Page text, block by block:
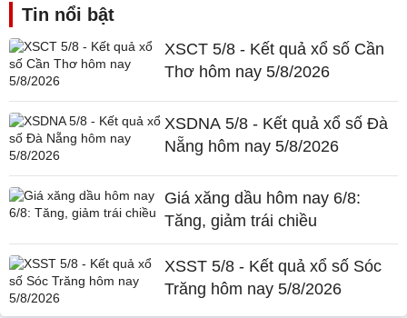
Tin nổi bật
XSCT 5/8 - Kết quả xổ số Cần
Thơ hôm nay 5/8/2026
XSDNA 5/8 - Kết quả xổ số Đà
Nẵng hôm nay 5/8/2026
Giá xăng dầu hôm nay 6/8:
Tăng, giảm trái chiều
XSST 5/8 - Kết quả xổ số Sóc
Trăng hôm nay 5/8/2026